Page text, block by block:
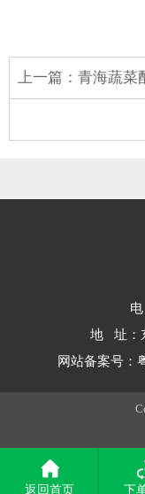
上一篇： 青海蔬菜配送系
地 址：
网站备案号：
返回首页 下